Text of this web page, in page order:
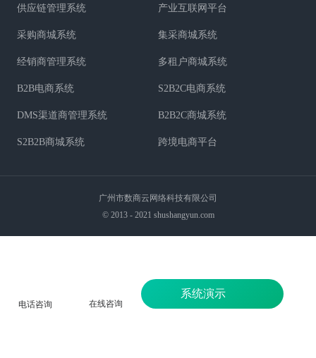
供应链管理系统 产业互联网平台
采购商城系统 集采商城系统
经销商管理系统 多租户商城系统
B2B电商系统 S2B2C电商系统
DMS渠道商管理系统 B2B2C商城系统
S2B2B商城系统 跨境电商平台
广州市数商云网络科技有限公司
© 2013 - 2021 shushangyun.com
电话咨询 在线咨询
系统演示